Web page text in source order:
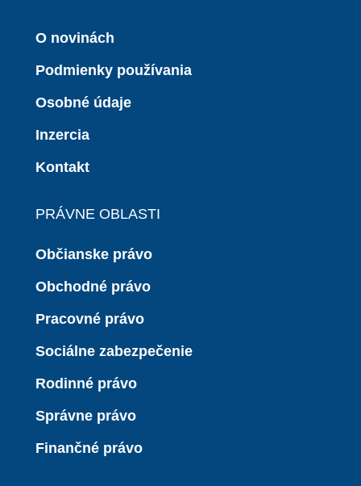
O novinách
Podmienky používania
Osobné údaje
Inzercia
Kontakt
PRÁVNE OBLASTI
Občianske právo
Obchodné právo
Pracovné právo
Sociálne zabezpečenie
Rodinné právo
Správne právo
Finančné právo